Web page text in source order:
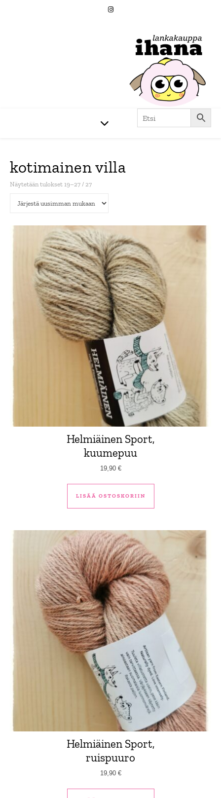
kotimainen villa
Näytetään tulokset 19–27 / 27Sorted by latest
Helmiäinen Sport,
kuumepuu
19,90 €
LISÄÄ OSTOSKORIIN
Helmiäinen Sport,
ruispuuro
19,90 €